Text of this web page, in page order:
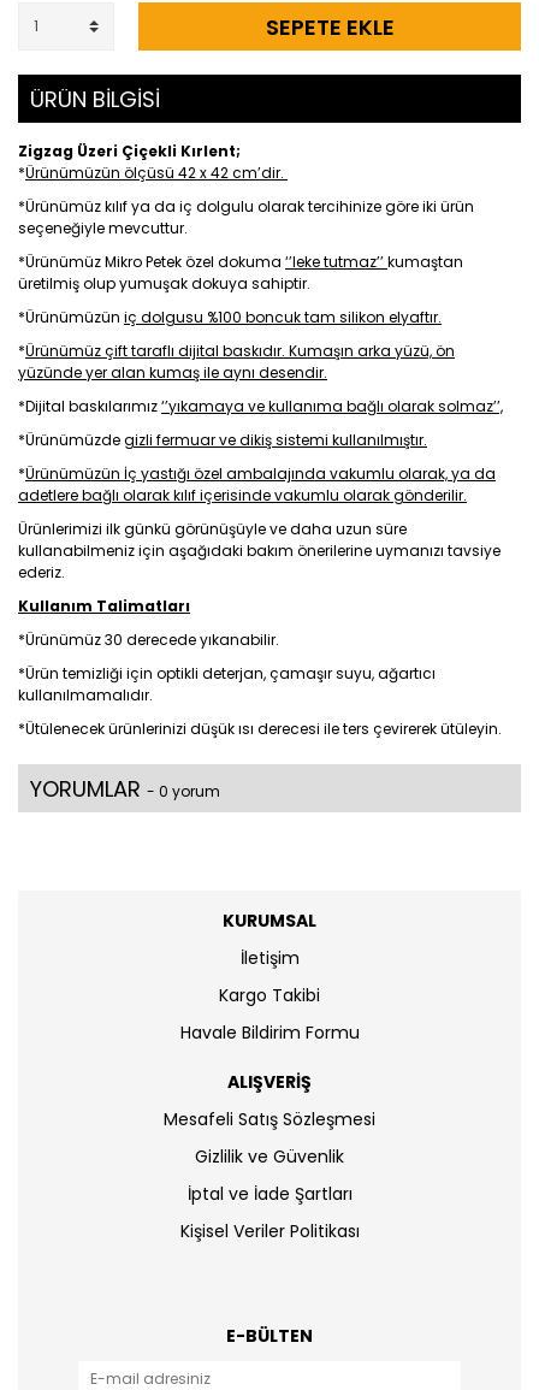
SEPETE EKLE
ÜRÜN BİLGİSİ
Zigzag Üzeri Çiçekli Kırlent;
*Ürünümüzün ölçüsü 42 x 42 cm’dir.
*Ürünümüz kılıf ya da iç dolgulu olarak tercihinize göre iki ürün
seçeneğiyle mevcuttur.
*Ürünümüz Mikro Petek özel dokuma ‘’leke tutmaz’’kumaştan
üretilmiş olup yumuşak dokuya sahiptir.
*Ürünümüzün iç dolgusu %100 boncuk tam silikon elyaftır.
*Ürünümüz çift taraflı dijital baskıdır. Kumaşın arka yüzü, ön
yüzünde yer alan kumaş ile aynı desendir.
*Dijital baskılarımız‘’yıkamaya ve kullanıma bağlı olarak solmaz’’,
*Ürünümüzdegizli fermuar ve dikiş sistemi kullanılmıştır.
*Ürünümüzün İç yastığı özel ambalajında vakumlu olarak, ya da
adetlere bağlı olarak kılıf içerisinde vakumlu olarak gönderilir.
Ürünlerimizi ilk günkü görünüşüyle ve daha uzun süre
kullanabilmeniz için aşağıdaki bakım önerilerine uymanızı tavsiye
ederiz.
Kullanım Talimatları
*Ürünümüz 30 derecede yıkanabilir.
*Ürün temizliği için optikli deterjan, çamaşır suyu, ağartıcı
kullanılmamalıdır.
*Ütülenecek ürünlerinizi düşük ısı derecesi ile ters çevirerek ütüleyin.
YORUMLAR - 0 yorum
KURUMSAL
İletişim
Kargo Takibi
Havale Bildirim Formu
ALIŞVERİŞ
Mesafeli Satış Sözleşmesi
Gizlilik ve Güvenlik
İptal ve İade Şartları
Kişisel Veriler Politikası
E-BÜLTEN